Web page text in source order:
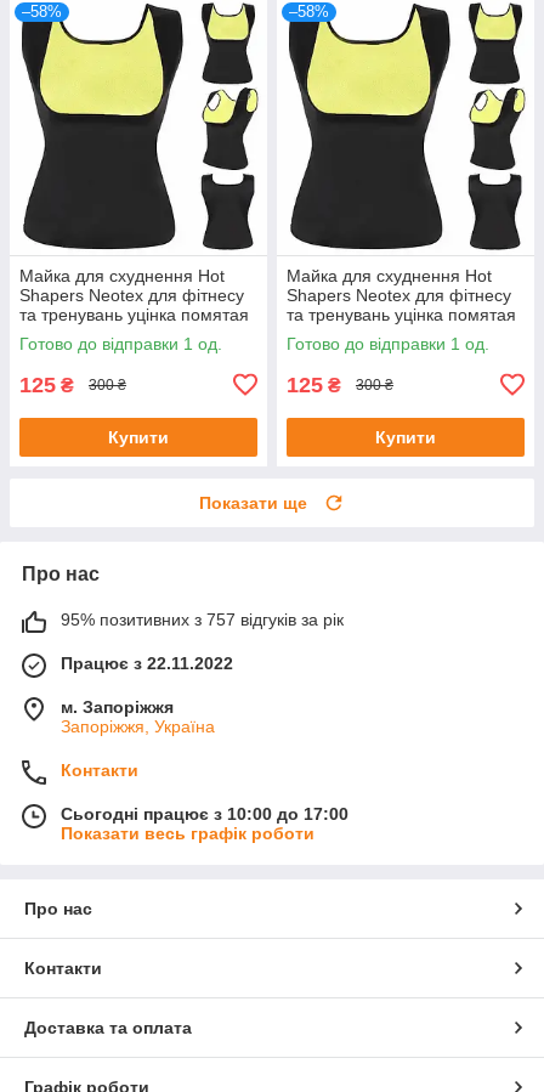
–58%
Майка для схуднення Hot
Shapers Neotex для фітнесу
та тренувань уцінка помятая
упаковка Розмір XL
Готово до відправки 1 од.
125 ₴ 300 ₴
Купити
–58%
Майка для схуднення Hot
Shapers Neotex для фітнесу
та тренувань уцінка помятая
упаковка Розмір 3XL
Готово до відправки 1 од.
125 ₴ 300 ₴
Купити
Показати ще
Про нас
95% позитивних з 757 відгуків за рік
Працює з 22.11.2022
м. Запоріжжя
Запоріжжя, Україна
Контакти
Сьогодні працює з 10:00 до 17:00
Показати весь графік роботи
Про нас
Контакти
Доставка та оплата
Графік роботи